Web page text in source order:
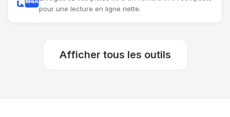
pour une lecture en ligne nette.
Afficher tous les outils